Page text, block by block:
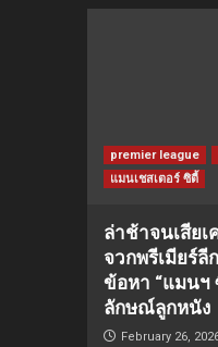
premier league
แมนเชสเตอร์ ซิตี้
ล่าช้าจนเสียเ
จวกพรีเมียร์ลี
ข้อหา “แมนฯ
ลักษณ์ลูกหนัง
February 26,